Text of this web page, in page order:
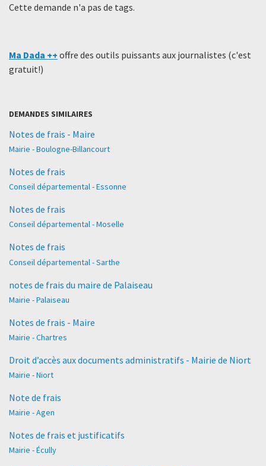
Cette demande n'a pas de tags.
Ma Dada ++ offre des outils puissants aux journalistes (c'est
gratuit!)
DEMANDES SIMILAIRES
Notes de frais - Maire
Mairie - Boulogne-Billancourt
Notes de frais
Conseil départemental - Essonne
Notes de frais
Conseil départemental - Moselle
Notes de frais
Conseil départemental - Sarthe
notes de frais du maire de Palaiseau
Mairie - Palaiseau
Notes de frais - Maire
Mairie - Chartres
Droit d’accès aux documents administratifs - Mairie de Niort
Mairie - Niort
Note de frais
Mairie - Agen
Notes de frais et justificatifs
Mairie - Écully